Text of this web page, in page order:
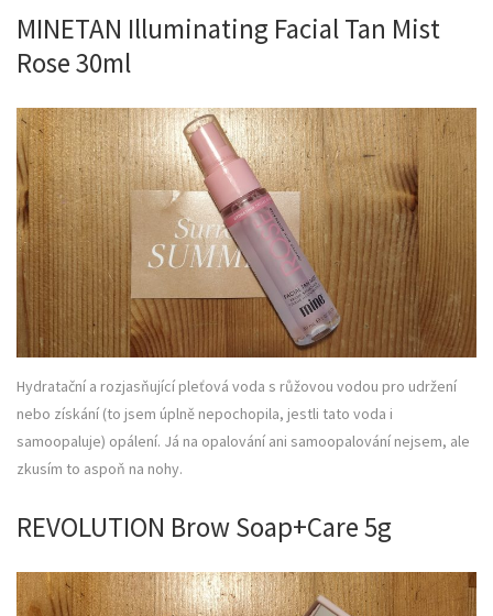
MINETAN Illuminating Facial Tan Mist
Rose 30ml
Hydratační a rozjasňující pleťová voda s růžovou vodou pro udržení
nebo získání (to jsem úplně nepochopila, jestli tato voda i
samoopaluje) opálení. Já na opalování ani samoopalování nejsem, ale
zkusím to aspoň na nohy.
REVOLUTION Brow Soap+Care 5g